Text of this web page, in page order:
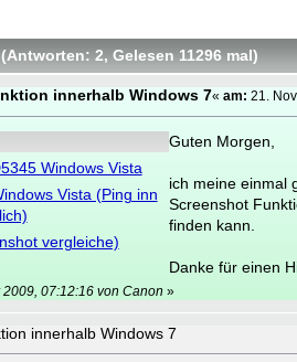
(Antworten: 2, Gelesen 11296 mal )
innerhalb Windows 7«am: 21.
Windows Vista
Vista (Ping inn
vergleiche)
Guten Morgen,
ich meine einmal
Screenshot
finden kann.
Danke für einen
07:12:16 von Canon »
innerhalb Windows 7